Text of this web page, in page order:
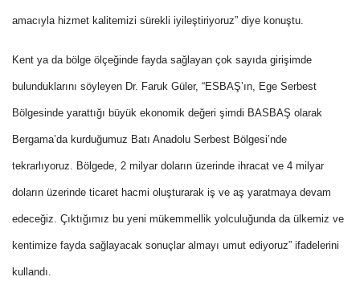
amacıyla hizmet kalitemizi sürekli iyileştiriyoruz” diye konuştu.
Kent ya da bölge ölçeğinde fayda sağlayan çok sayıda girişimde
bulunduklarını söyleyen Dr. Faruk Güler, “ESBAŞ’ın, Ege Serbest
Bölgesinde yarattığı büyük ekonomik değeri şimdi BASBAŞ olarak
Bergama’da kurduğumuz Batı Anadolu Serbest Bölgesi’nde
tekrarlıyoruz. Bölgede, 2 milyar doların üzerinde ihracat ve 4 milyar
doların üzerinde ticaret hacmi oluşturarak iş ve aş yaratmaya devam
edeceğiz. Çıktığımız bu yeni mükemmellik yolculuğunda da ülkemiz ve
kentimize fayda sağlayacak sonuçlar almayı umut ediyoruz” ifadelerini
kullandı.